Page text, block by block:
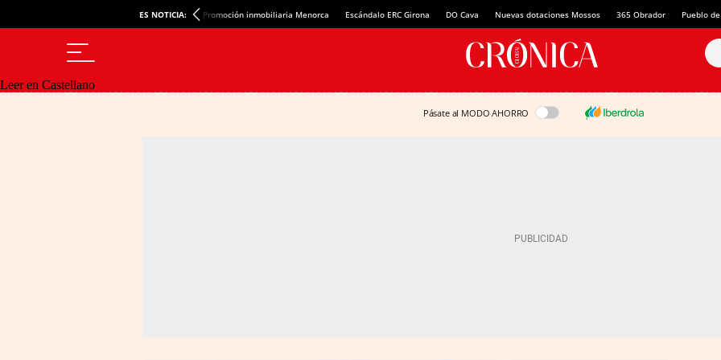
ES NOTICIA: Promoción inmobiliaria Menorca Escándalo ERC Girona DO Cava Nuevas dotaciones Mossos 365 Obrador Pueblo
Leer en Castellano
Pásate al MODO AHORRO